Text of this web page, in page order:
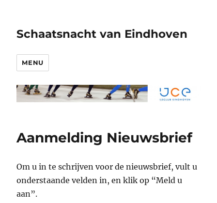
Schaatsnacht van Eindhoven
MENU
Aanmelding Nieuwsbrief
Om u in te schrijven voor de nieuwsbrief, vult u
onderstaande velden in, en klik op “Meld u
aan”.